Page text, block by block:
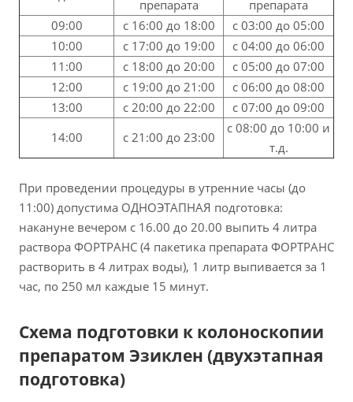
препарата
препарата
09:00
с 16:00 до 18:00
с 03:00 до 05:00
10:00
с 17:00 до 19:00
с 04:00 до 06:00
11:00
с 18:00 до 20:00
с 05:00 до 07:00
12:00
с 19:00 до 21:00
с 06:00 до 08:00
13:00
с 20:00 до 22:00
с 07:00 до 09:00
14:00
с 21:00 до 23:00
с 08:00 до 10:00 и
т.д.
При проведении процедуры в утренние часы (до
11:00) допустима ОДНОЭТАПНАЯ подготовка:
накануне вечером с 16.00 до 20.00 выпить 4 литра
раствора ФОРТРАНС (4 пакетика препарата ФОРТРАНС
растворить в 4 литрах воды), 1 литр выпивается за 1
час, по 250 мл каждые 15 минут.
Схема подготовки к колоноскопии
препаратом Эзиклен (двухэтапная
подготовка)